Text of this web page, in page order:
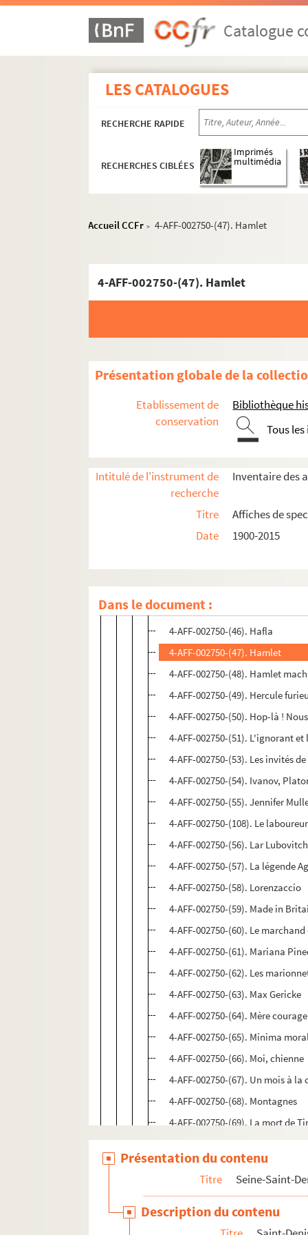
Catalogue
LES CATALOGUES
RECHERCHE RAPIDE
RECHERCHES CIBLÉES
Imprimés
multimédia
Accueil CCFr > 4-AFF-002750-(47). Hamlet
4-AFF-002750-(47). Hamlet
Présentation globale de la
Etablissement de
conservation
Bibliothèque
Tous
Intitulé de l'instrument de
recherche
Inventaire des
Titre
Affiches de
Date
1900-2015
Dans le document :
4-AFF-002750-(20). Brundibar
4-AFF-002750-(22). Calamity
4-AFF-002750-(23). Calderón
4-AFF-002750-(52). Cervantès
4-AFF-002750-(24). Chutes
4-AFF-002750-(25). Le Cid
4-AFF-002750-(26). La conquête
4-AFF-002750-(28). Dans la
4-AFF-002750-(30). Les deux
4-AFF-002750-(34). Enfantillages
4-AFF-002750-(36). Exécuteur 14
4-AFF-002750-(37). Expédition
4-AFF-002750-(39). Familia
4-AFF-002750-(41). Les fausses
4-AFF-002750-(45). Le grand
4-AFF-002750-(46). Hafla
4-AFF-002750-(47). Hamlet
4-AFF-002750-(48). Hamlet
4-AFF-002750-(49). Hercule
4-AFF-002750-(50). Hop-là !
4-AFF-002750-(51). L'ignorant et
4-AFF-002750-(53). Les invités
4-AFF-002750-(54). Ivanov,
4-AFF-002750-(55). Jennifer
4-AFF-002750-(108). Le
4-AFF-002750-(56). Lar
4-AFF-002750-(57). La légende
4-AFF-002750-(58). Lorenzaccio
4-AFF-002750-(59). Made in
4-AFF-002750-(60). Le marchand
4-AFF-002750-(61). Mariana
4-AFF-002750-(62). Les
4-AFF-002750-(63). Max Gericke
4-AFF-002750-(64). Mère courage
4-AFF-002750-(65). Minima
4-AFF-002750-(66). Moi, chienne
4-AFF-002750-(67). Un mois à la
4-AFF-002750-(68). Montagnes
4-AFF-002750-(69). La mort de
4-AFF-002750-(71). L'oncle Vania
4-AFF-002750-(72). Ophélia
4-AFF-002750-(73). Orage opus 1
4-AFF-002750-(74). Les oubliettes
Présentation du contenu
Titre Seine-Saint-
Description du contenu